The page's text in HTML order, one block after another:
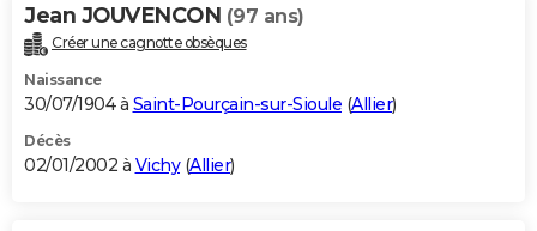
Jean JOUVENCON (97 ans)
Créer une cagnotte obsèques
Naissance
30/07/1904 à Saint-Pourçain-sur-Sioule (Allier)
Décès
02/01/2002 à Vichy(Allier)